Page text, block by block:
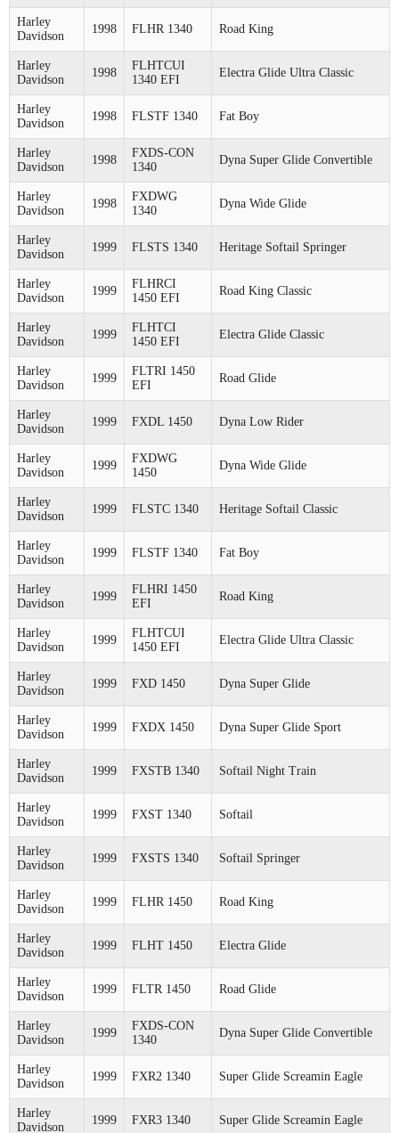
Harley
Davidson
1998 FLHR 1340 Road King
Harley
Davidson
1998
FLHTCUI
1340 EFI
Electra Glide Ultra Classic
Harley
Davidson
1998 FLSTF 1340 Fat Boy
Harley
Davidson
1998
FXDS-CON
1340
Dyna Super Glide Convertible
Harley
Davidson
1998
FXDWG
1340
Dyna Wide Glide
Harley
Davidson
1999 FLSTS 1340 Heritage Softail Springer
Harley
Davidson
1999
FLHRCI
1450 EFI
Road King Classic
Harley
Davidson
1999
FLHTCI
1450 EFI
Electra Glide Classic
Harley
Davidson
1999
FLTRI 1450
EFI
Road Glide
Harley
Davidson
1999 FXDL 1450 Dyna Low Rider
Harley
Davidson
1999
FXDWG
1450
Dyna Wide Glide
Harley
Davidson
1999 FLSTC 1340 Heritage Softail Classic
Harley
Davidson
1999 FLSTF 1340 Fat Boy
Harley
Davidson
1999
FLHRI 1450
EFI
Road King
Harley
Davidson
1999
FLHTCUI
1450 EFI
Electra Glide Ultra Classic
Harley
Davidson
1999 FXD 1450 Dyna Super Glide
Harley
Davidson
1999 FXDX 1450 Dyna Super Glide Sport
Harley
Davidson
1999 FXSTB 1340 Softail Night Train
Harley
Davidson
1999 FXST 1340 Softail
Harley
Davidson
1999 FXSTS 1340 Softail Springer
Harley
Davidson
1999 FLHR 1450 Road King
Harley
Davidson
1999 FLHT 1450 Electra Glide
Harley
Davidson
1999 FLTR 1450 Road Glide
Harley
Davidson
1999
FXDS-CON
1340
Dyna Super Glide Convertible
Harley
Davidson
1999 FXR2 1340 Super Glide Screamin Eagle
Harley
Davidson
1999 FXR3 1340 Super Glide Screamin Eagle